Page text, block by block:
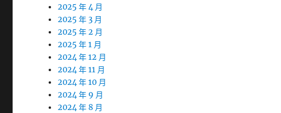
2025 年 4 月
2025 年 3 月
2025 年 2 月
2025 年 1 月
2024 年 12 月
2024 年 11 月
2024 年 10 月
2024 年 9 月
2024 年 8 月